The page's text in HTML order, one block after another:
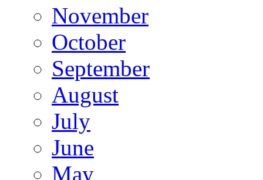
November
October
September
August
July
June
May